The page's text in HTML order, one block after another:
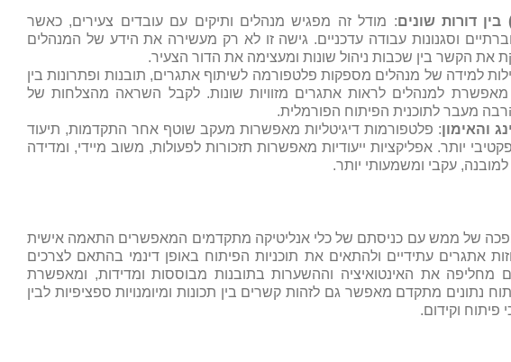
בין דורות שונים: מודל זה מפגיש מנהלים ותיקים עם עובדים צעירים, כאשר
וסגנונות עבודה עדכניים. גישה זו לא רק מעשירה את הידע של המנהלים
את הקשר בין שכבות ניהול שונות ומעצימה את הדור הצעיר.
למידה של מנהלים מספקות פלטפורמה לשיתוף אתגרים, תובנות ופתרונות בין
למנהלים לראות אתגרים מזוויות שונות. לקבל השראה מהצלחות של
מעבר לתוכנית הפיתוח הפורמלית.
והאימון: פלטפורמות דיגיטליות מאפשרות מעקב שוטף אחר התקדמות, תיעוד
יותר. אפליקציות ייעודיות מאפשרות תזכורות לפעולות, משוב מיידי, ומדידה
עקבי ומשמעותי יותר.
של ממש עם כניסתם של כלי אנליטיקה מתקדמים המאפשרים התאמה אישית
אתגרים עתידיים ולהתאים את תוכניות הפיתוח באופן דינמי בהתאם לצרכים
מחליפה את האינטואיציה וההשערות בתובנות מבוססות ומדידות, ומאפשרת
נתונים מתקדם מאפשר גם לזהות קשרים בין תכונות ומיומנויות ספציפיות לבין
פיתוח וקידום.